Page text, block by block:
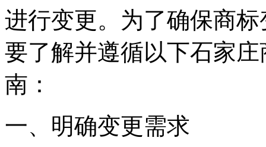
进行变更。为了确保商
要了解并遵循以下石家
南：
一、明确变更需求